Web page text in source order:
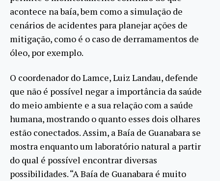
acontece na baía, bem como a simulação de
cenários de acidentes para planejar ações de
mitigação, como é o caso de derramamentos de
óleo, por exemplo.
O coordenador do Lamce, Luiz Landau, defende
que não é possível negar a importância da saúde
do meio ambiente e a sua relação com a saúde
humana, mostrando o quanto esses dois olhares
estão conectados. Assim, a Baía de Guanabara se
mostra enquanto um laboratório natural a partir
do qual é possível encontrar diversas
possibilidades. “A Baía de Guanabara é muito